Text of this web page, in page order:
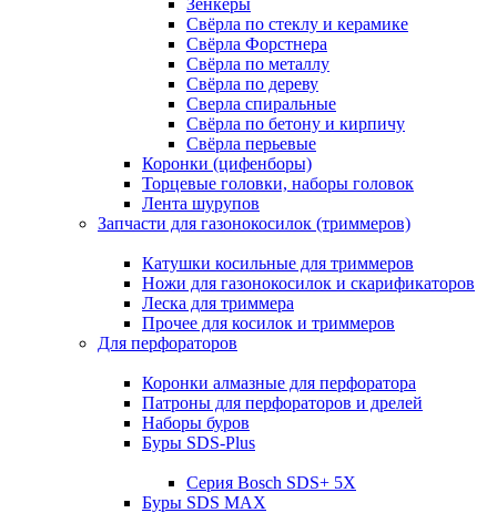
Зенкеры
Свёрла по стеклу и керамике
Свёрла Форстнера
Свёрла по металлу
Свёрла по дереву
Сверла спиральные
Свёрла по бетону и кирпичу
Свёрла перьевые
Коронки (цифенборы)
Торцевые головки, наборы головок
Лента шурупов
Запчасти для газонокосилок (триммеров)
Катушки косильные для триммеров
Ножи для газонокосилок и скарификаторов
Леска для триммера
Прочее для косилок и триммеров
Для перфораторов
Коронки алмазные для перфоратора
Патроны для перфораторов и дрелей
Наборы буров
Буры SDS-Plus
Серия Bosch SDS+ 5X
Буры SDS MAX